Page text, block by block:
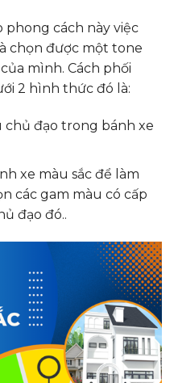
cách này việc
chọn được một tone
mình. Cách phối
2 hình thức đó là:
đạo trong bánh xe
xe màu sắc để làm
các gam màu có cấp
đạo đó..